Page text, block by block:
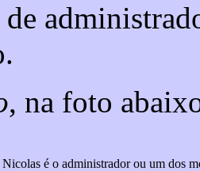
, na foto
Nicolas é o administrador ou um dos